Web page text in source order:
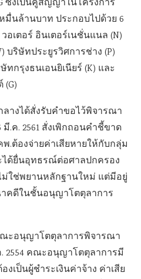
ซึ่งเป็นคู่สัญญาในโครงการ
มื่นล้านบาท ประกอบไปด้วย 6
เตอร์ อินเตอร์เนชั่นแนล (N)
ริษัทประยูรวิศการช่าง (P)
กรุงธนเอนยิเนียร์ (K) และ
(G)
างได้สั่งรับคำขอไว้พิจารณา
.ค. 2561 สั่งเพิกถอนคำชี้ขาด
.ต้องจ่ายค่าเสียหายให้กับกลุ่ม
ได้ยื่นอุทธรณ์ต่อศาลปกครอง
ใช่พยานหลักฐานใหม่ แต่มีอยู่
คดีในชั้นอนุญาโตตุลาการ
ณะอนุญาโตตุลาการพิจารณา
2554 คณะอนุญาโตตุลาการมี
เป็นผู้ชำระเงินค่าจ้าง ค่าเสีย